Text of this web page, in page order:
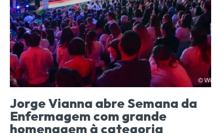
Jorge Vianna abre Semana da
Enfermagem com grande
homenagem à categoria